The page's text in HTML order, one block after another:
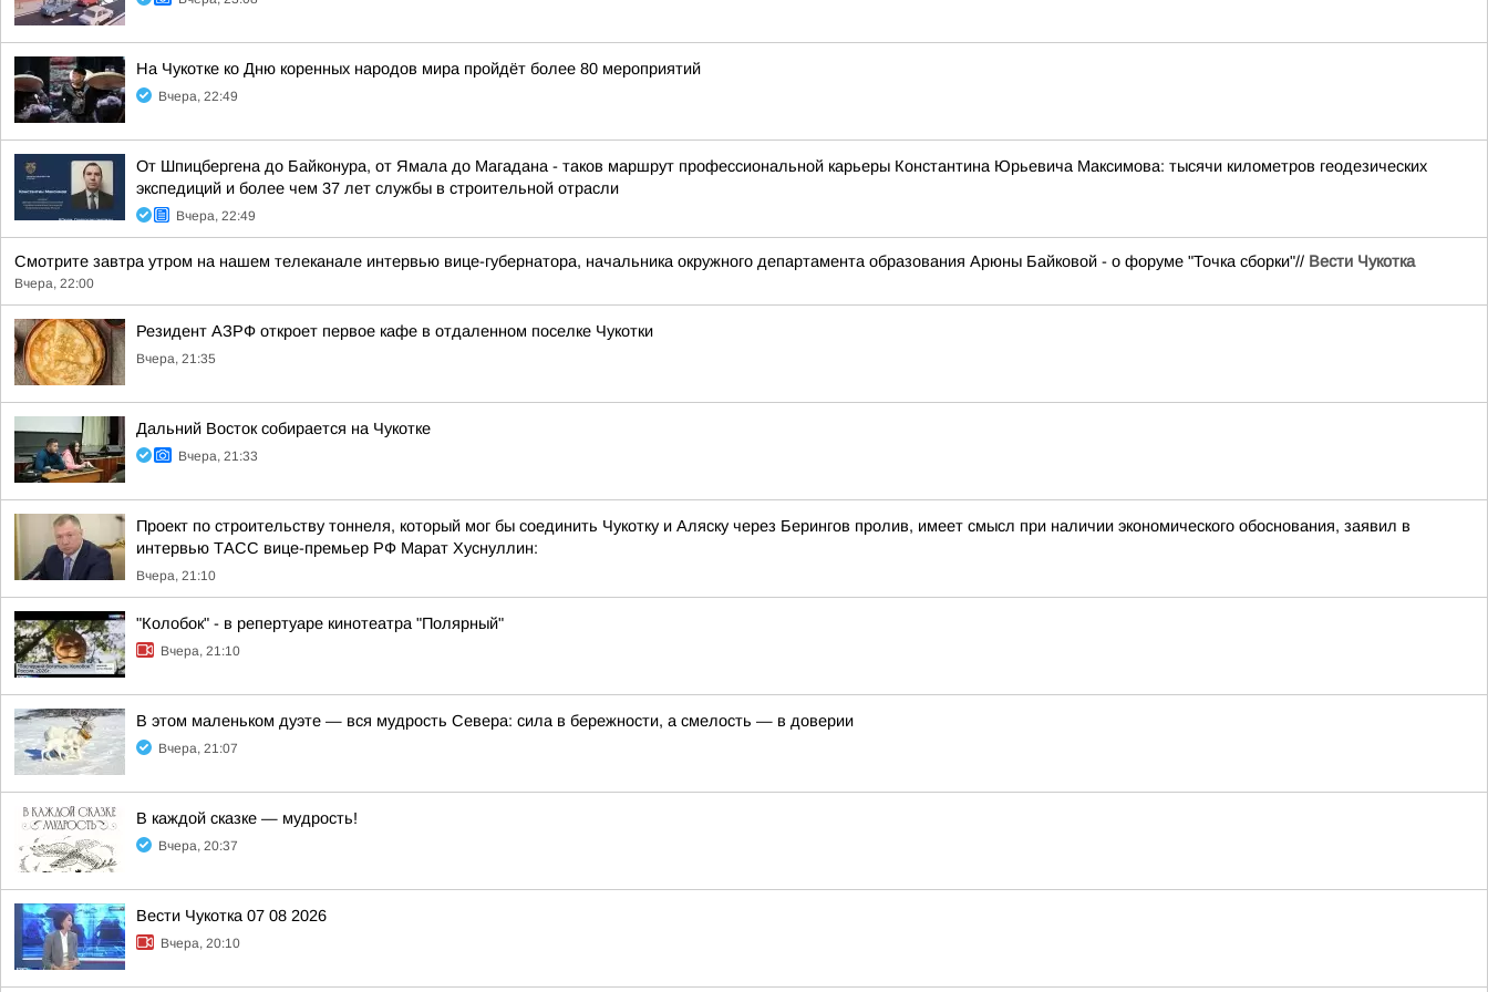
На Чукотке ко Дню коренных народов мира пройдёт более 80 мероприятий
Вчера, 22:49
От Шпицбергена до Байконура, от Ямала до Магадана - таков маршрут профессиональной карьеры Константина Юрьевича Максимова: тысячи километров геодезических
экспедиций и более чем 37 лет службы в строительной отрасли
Вчера, 22:49
Смотрите завтра утром на нашем телеканале интервью вице-губернатора, начальника окружного департамента образования Арюны Байковой - о форуме "Точка сборки"// Вести Чукотка
Вчера, 22:00
Резидент АЗРФ откроет первое кафе в отдаленном поселке Чукотки
Вчера, 21:35
Дальний Восток собирается на Чукотке
Вчера, 21:33
Проект по строительству тоннеля, который мог бы соединить Чукотку и Аляску через Берингов пролив, имеет смысл при наличии экономического обоснования, заявил в
интервью ТАСС вице-премьер РФ Марат Хуснуллин:
Вчера, 21:10
"Колобок" - в репертуаре кинотеатра "Полярный"
Вчера, 21:10
В этом маленьком дуэте — вся мудрость Севера: сила в бережности, а смелость — в доверии
Вчера, 21:07
В каждой сказке — мудрость!
Вчера, 20:37
Вести Чукотка 07 08 2026
Вчера, 20:10